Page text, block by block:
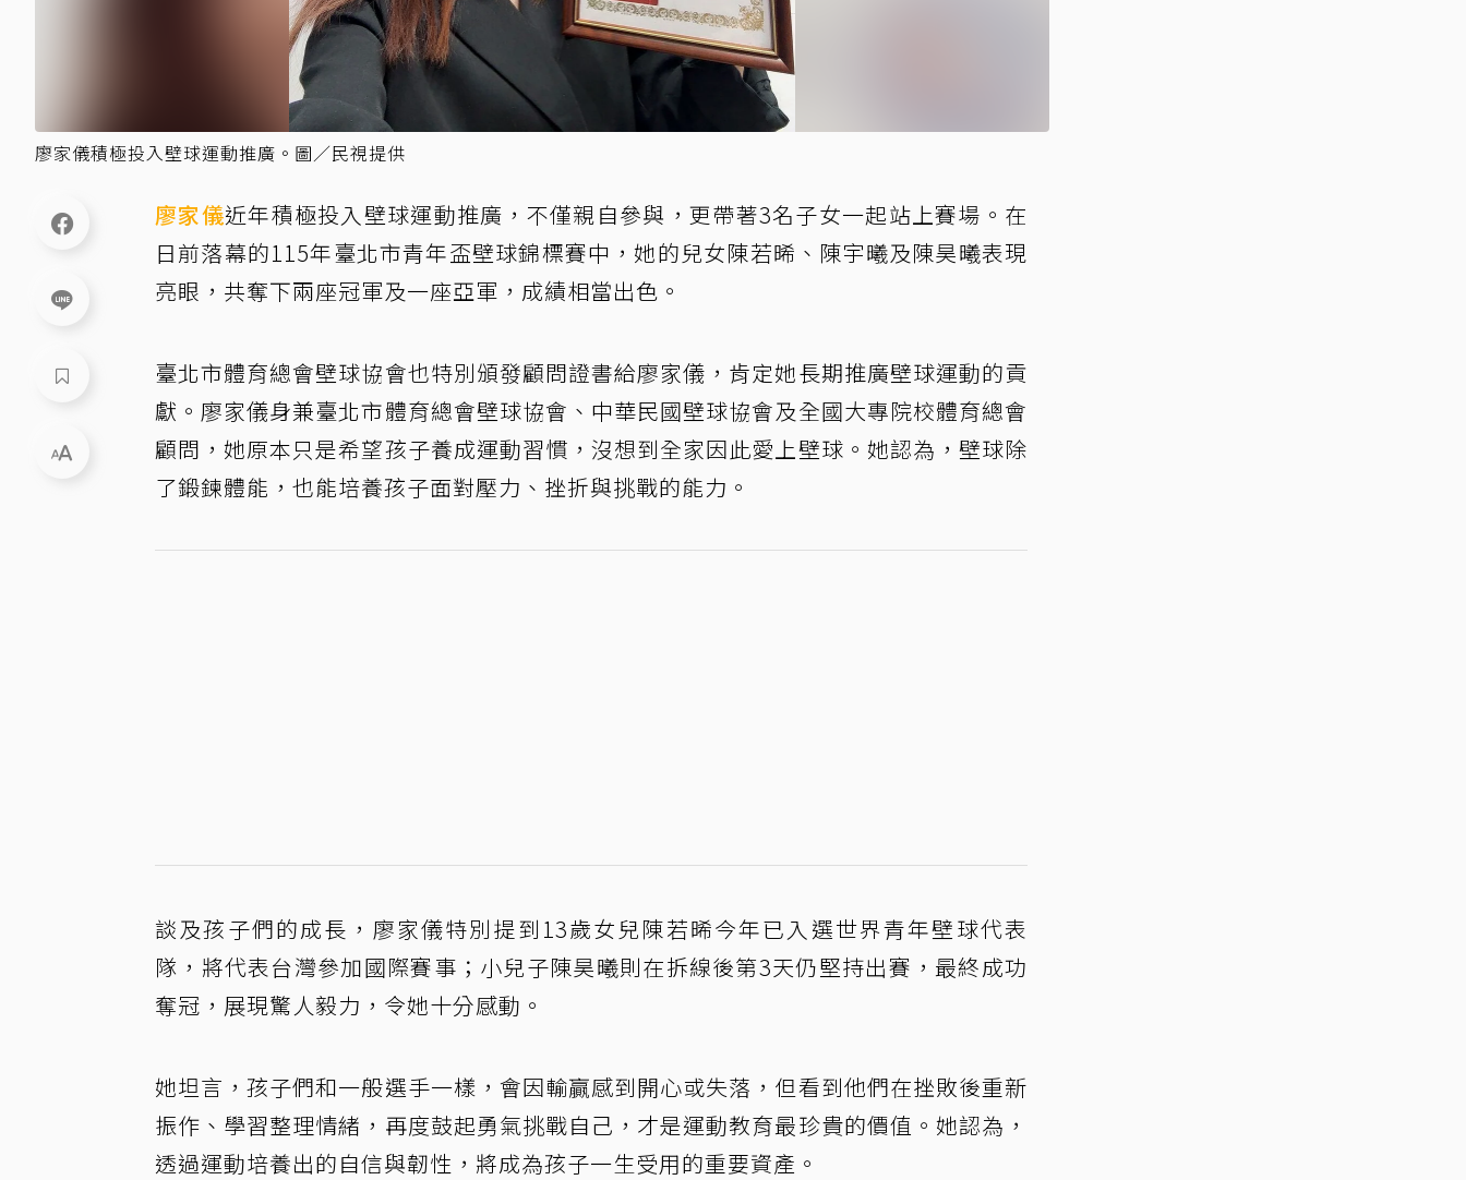
廖家儀積極投入壁球運動推廣。圖／民視提供
廖家儀近年積極投入壁球運動推廣，不僅親自參與，更帶著3名子女一起站上賽場。在
日前落幕的115年臺北市青年盃壁球錦標賽中，她的兒女陳若晞、陳宇曦及陳昊曦表現
亮眼，共奪下兩座冠軍及一座亞軍，成績相當出色。
臺北市體育總會壁球協會也特別頒發顧問證書給廖家儀，肯定她長期推廣壁球運動的貢
獻。廖家儀身兼臺北市體育總會壁球協會、中華民國壁球協會及全國大專院校體育總會
顧問，她原本只是希望孩子養成運動習慣，沒想到全家因此愛上壁球。她認為，壁球除
了鍛鍊體能，也能培養孩子面對壓力、挫折與挑戰的能力。
談及孩子們的成長，廖家儀特別提到13歲女兒陳若晞今年已入選世界青年壁球代表
隊，將代表台灣參加國際賽事；小兒子陳昊曦則在拆線後第3天仍堅持出賽，最終成功
奪冠，展現驚人毅力，令她十分感動。
她坦言，孩子們和一般選手一樣，會因輸贏感到開心或失落，但看到他們在挫敗後重新
振作、學習整理情緒，再度鼓起勇氣挑戰自己，才是運動教育最珍貴的價值。她認為，
透過運動培養出的自信與韌性，將成為孩子一生受用的重要資產。